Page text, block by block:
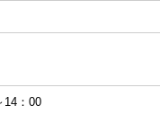
：00